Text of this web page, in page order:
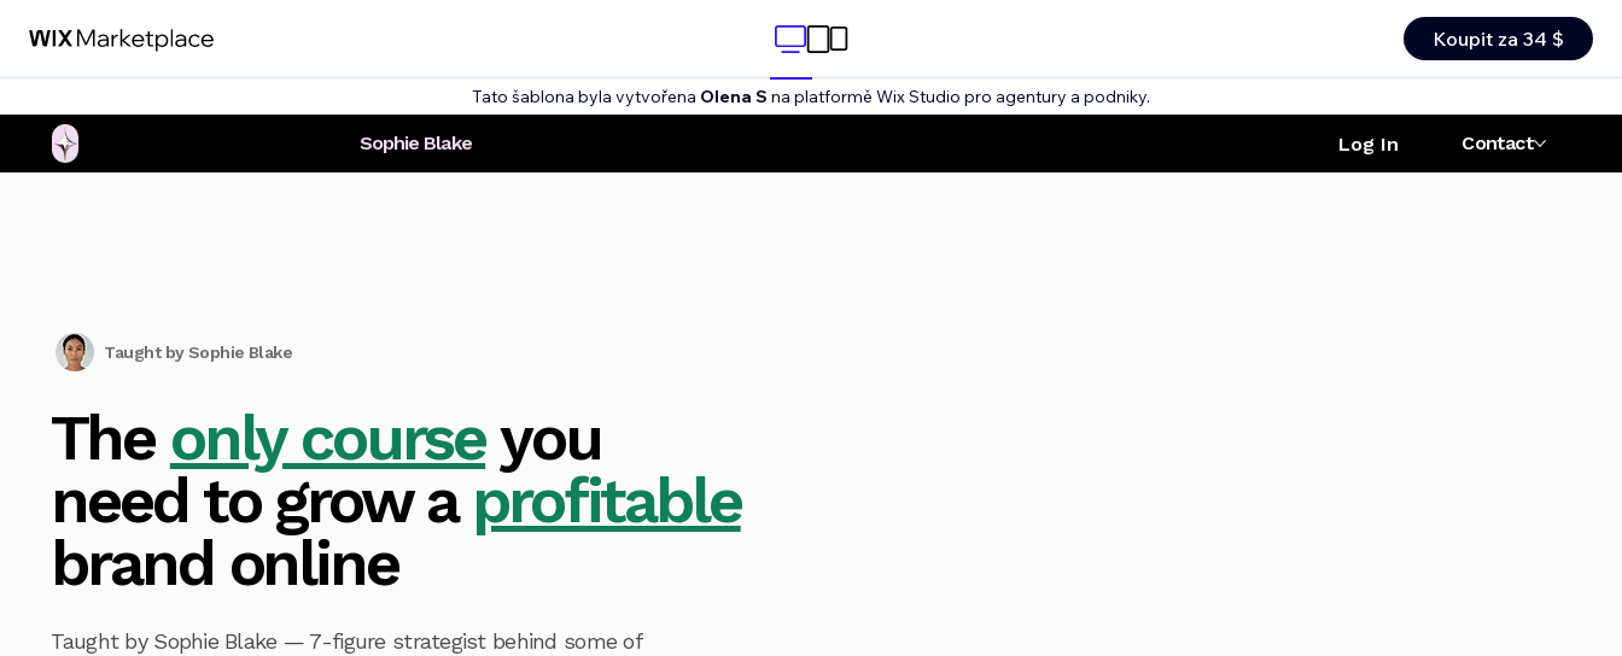
Koupit za 34 $
Tato šablona byla vytvořena Olena S na platformě Wix Studio pro agentury a podniky.